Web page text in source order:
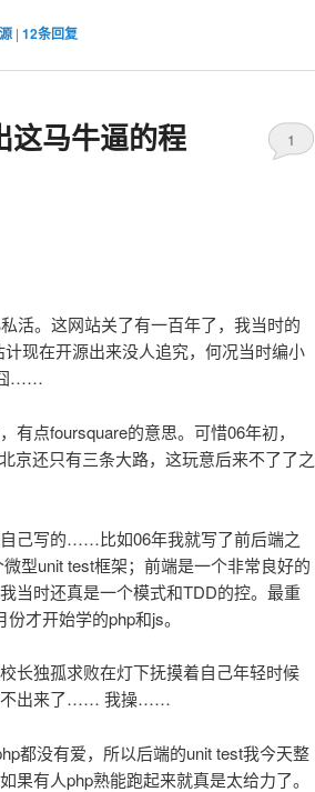
| 12条回复
这马牛逼的程
1
活。这网站关了有一百年了，我当时的
现在开源出来没人追究，何况当时编小
囧……
点foursquare的意思。可惜06年初，
京还只有三条大路，这玩意后来不了了之
己写的……比如06年我就写了前后端之
型unit test框架；前端是一个非常良好的
时还真是一个模式和TDD的控。最重
才开始学的php和js。
长独孤求败在灯下抚摸着自己年轻时候
不出来了…… 我操……
都没有爱，所以后端的unit test我今天整
有人php熟能跑起来就真是太给力了。